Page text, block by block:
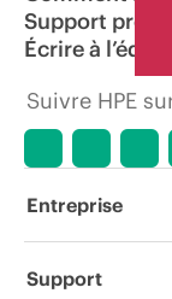
Les
offres
les
dans
Support
Écrire à
Suivre HPE
Entreprise
À propos de HPE
Support